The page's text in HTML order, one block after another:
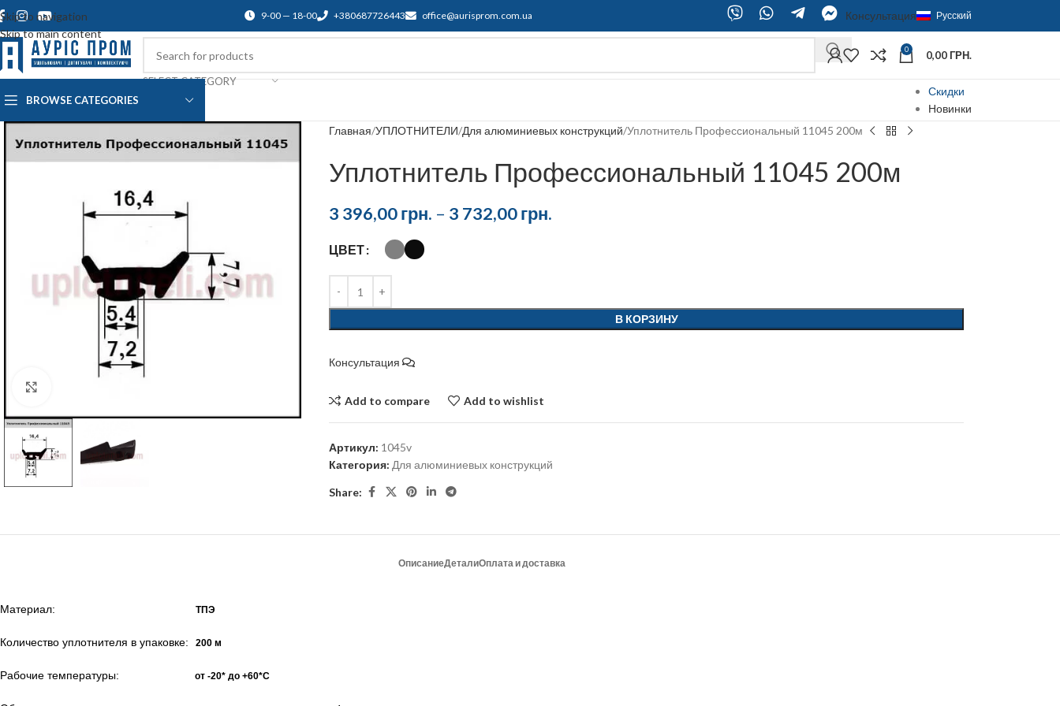
Skip to navigation
Skip to main content
9-00 — 18-00 +380687726443 office@aurisprom.com.ua Консультация Русский
SELECT CATEGORY
0 0,00ГРН.
BROWSE CATEGORIES
Скидки
Новинки
Главная УПЛОТНИТЕЛИ Для алюминиевых конструкций Уплотнитель Профессиональный 11045 200м
Уплотнитель Профессиональный 11045 200м
3 396,00грн. – 3 732,00грн.
ЦВЕТ
В КОРЗИНУ
Консультация
Add to compare Add to wishlist
Артикул: 1045v
Категория: Для алюминиевых конструкций
Share:
ОписаниеДеталиОплата и доставка
Материал: ТПЭ
Количество уплотнителя в упаковке: 200 м
Рабочие температуры: от -20* до +60*С